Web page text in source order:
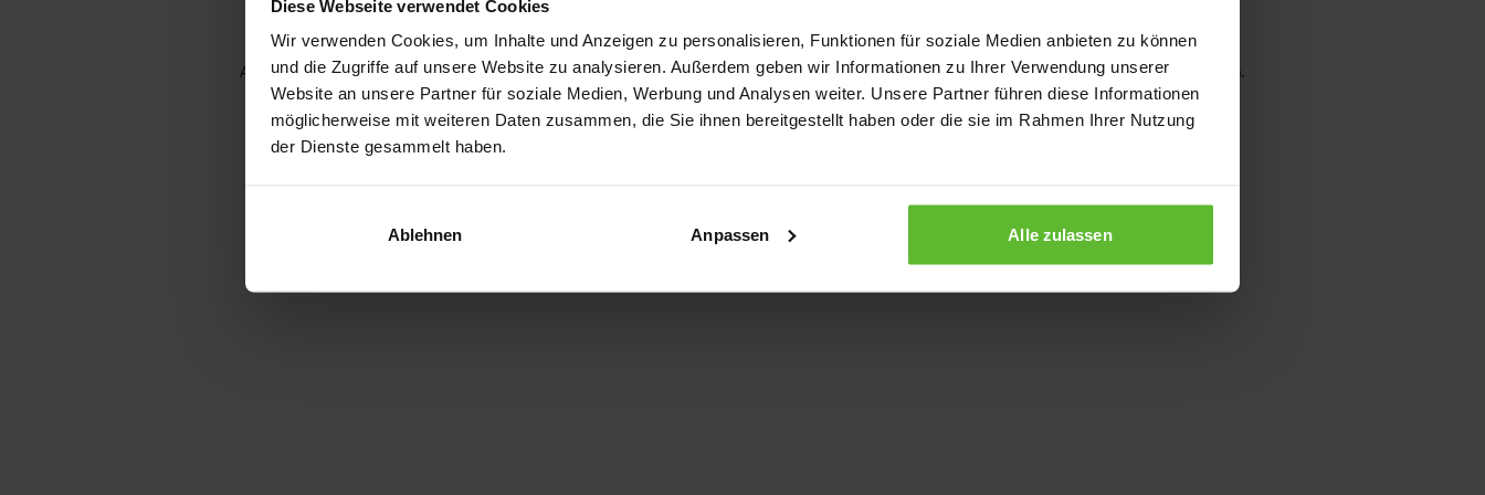
Diese Webseite verwendet Cookies
Wir verwenden Cookies, um Inhalte und Anzeigen zu personalisieren, Funktionen für soziale Medien anbieten zu können
und die Zugriffe auf unsere Website zu analysieren. Außerdem geben wir Informationen zu Ihrer Verwendung unserer
Website an unsere Partner für soziale Medien, Werbung und Analysen weiter. Unsere Partner führen diese Informationen
möglicherweise mit weiteren Daten zusammen, die Sie ihnen bereitgestellt haben oder die sie im Rahmen Ihrer Nutzung
der Dienste gesammelt haben.
Ablehnen Anpassen Alle zulassen
Application error: a client-side exception has occurred while loading www.kurzwego.de (see the browser console for more information).